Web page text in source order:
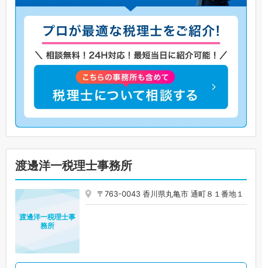
渡邊洋一税理士事務所
〒763-0043 香川県丸亀市 通町８１番地１
渡邊洋一税理士事
務所